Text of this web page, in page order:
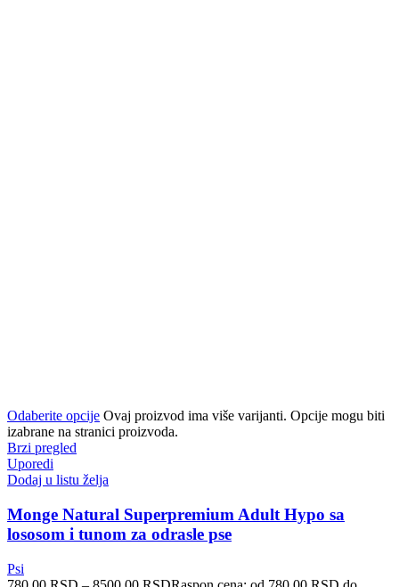
Odaberite opcije Ovaj proizvod ima više varijanti. Opcije mogu biti
izabrane na stranici proizvoda.
Brzi pregled
Uporedi
Dodaj u listu želja
Monge Natural Superpremium Adult Hypo sa
lososom i tunom za odrasle pse
Psi